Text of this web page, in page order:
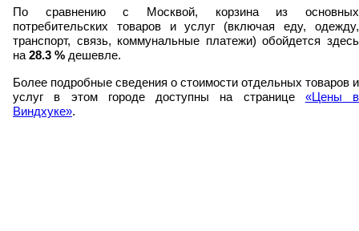
По сравнению с Москвой, корзина из основных
потребительских товаров и услуг (включая еду, одежду,
транспорт, связь, коммунальные платежи) обойдется здесь
на28.3 % дешевле.
Более подробные сведения о стоимости отдельных товаров и
услуг в этом городе доступны на странице «Цены в
Виндхуке».